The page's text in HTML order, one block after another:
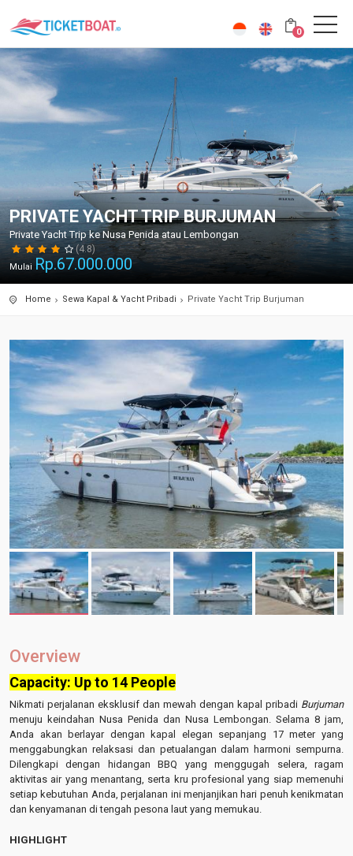
0
PRIVATE YACHT TRIP BURJUMAN
Private Yacht Trip ke Nusa Penida atau Lembongan
(4.8)
Mulai Rp.67.000.000
Home Sewa Kapal & Yacht Pribadi Private Yacht Trip Burjuman
Overview
Capacity: Up to 14 People
Nikmati perjalanan eksklusif dan mewah dengan kapal pribadi Burjuman
menuju keindahan Nusa Penida dan Nusa Lembongan. Selama 8 jam,
Anda akan berlayar dengan kapal elegan sepanjang 17 meter yang
menggabungkan relaksasi dan petualangan dalam harmoni sempurna.
Dilengkapi dengan hidangan BBQ yang menggugah selera, ragam
aktivitas air yang menantang, serta kru profesional yang siap memenuhi
setiap kebutuhan Anda, perjalanan ini menjanjikan hari penuh kenikmatan
dan kenyamanan di tengah pesona laut yang memukau.
HIGHLIGHT